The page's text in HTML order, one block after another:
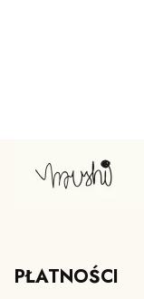
PŁATNOŚCI